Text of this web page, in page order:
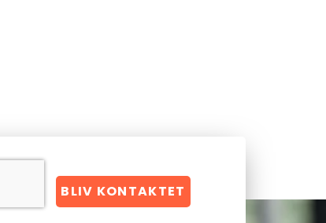
BLIV KONTAKTET